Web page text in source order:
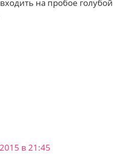
на пробое голубой
в 21:45